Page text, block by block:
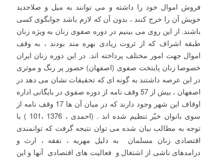
فروش اموال خود را داشته و می توانند به میل و صلاحدید
خویش آن را خرج کنند ، بدون آن که لازم باشد جوابگوی کسی
باشند. از این روی می بینیم در دوره صفوی زنان به ویژه زنان
طبقه اشراف که از ثروت زیادی بهره مند بودند ، به وقف
اموال جهت امور مختلف پرداخته اند. در این دوره زنان ایران
خصوصا زنان پایتخت صفوی (اصفهان) حضور پر رنگ و موثری
در این عرصه داشتند به گونه ای که تحقیقات نشان می دهد در
اصفهان ، بیش از 57 وقف نامه از دوره صفوی در بایگانی اداره
اوقاف این شهر وجود دارند که در میان آن ها 17 وقف نامه از
سوی بانوان خیّر تنظیم شده اند . (احمدی ، 1376 ،101 ) با
توجه به مطالب بیان شده می توان نتیجه گرفت که توانمندی
اقتصادی زنان مسلمان به دلیل مهریه ، نفقه ، ارث و
درامدهای ناشی از اشتغال و فعالیت های اقتصادی آنها و این